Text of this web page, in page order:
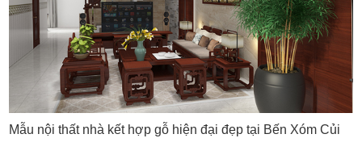
Mẫu nội thất nhà kết hợp gỗ hiện đại đẹp tại Bến Xóm Củi